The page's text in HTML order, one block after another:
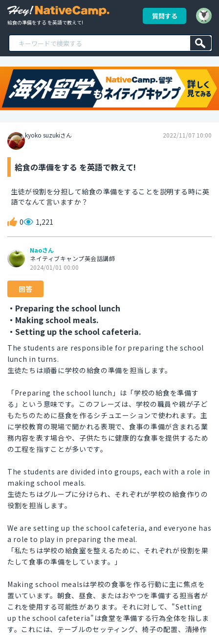
給食の準備をする を英語で教えて!
質問する
kyoko suzukiさん 2022/11/07 10:00
給食の準備をする を英語で教えて!
生徒が役割を分担して給食の準備をすることを説明する時に英
語でなんて言いますか？
0 1,221
Naoさん
ネイティブキャンプ英会話講師
2024/01/01 00:00
回答
・Preparing the school lunch
・Making school meals.
・Setting up the school cafeteria.
The students are responsible for preparing the school
lunch in turns.
生徒たちは順番に学校の給食の準備を担当します。
「Preparing the school lunch」は「学校の給食を準備す
る」という意味です。このフレーズは、学校の職員や親が子ど
もたちのために昼食を作るシチュエーションで使われます。主
に学校教育の現場で聞かれる表現で、食事の準備が含まれる業
務内容を表す場合や、子供たちに健康的な食事を提供するため
の工程を指すことが多いです。
The students are divided into groups, each with a role in
making school meals.
生徒たちはグループに分けられ、それぞれが学校の給食作りの
役割を担当します。
We are setting up the school cafeteria, and everyone has
a role to play in preparing the meal.
「私たちは学校の給食室を整えるために、それぞれが役割を果
たして食事の準備をしています。」
Making school mealsは学校の食事を作る行動に主に焦点を
置いています。朝食、昼食、またはおやつを準備する担当者が
これを使用する可能性があります。それに対して、"Setting
up the school cafeteria"は食堂を準備する行為全体を指しま
す。これには、テーブルのセッティング、椅子の配置、清掃作